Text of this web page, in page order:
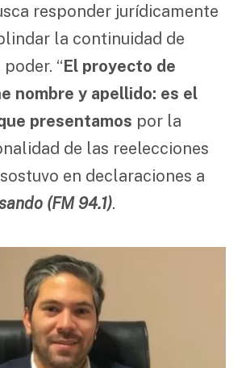
responder jurídicamente
la continuidad de
“El proyecto de
nombre y apellido: es el
presentamos por la
de las reelecciones
en declaraciones a
(FM 94.1).